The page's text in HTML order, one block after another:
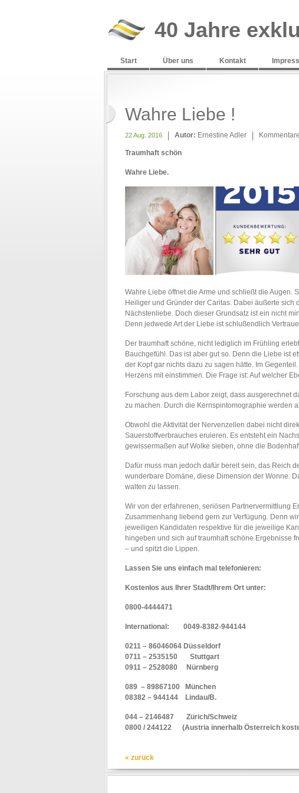
40 Jahre
Start Über uns Kontakt
Wahre Liebe !
22 Aug. 2016 Autor: Ernestine Adler
Traumhaft schön
Wahre Liebe.
Wahre Liebe öffnet die Arme und schließt die Augen.
Heiliger und Gründer der Caritas. Dabei äußerte
Nächstenliebe. Doch dieser Grundsatz ist ein nicht
Denn jedwede Art der Liebe ist schlußendlich
Der traumhaft schöne, nicht lediglich im Frühling
Bauchgefühl. Das ist aber gut so. Denn die Liebe ist
der Kopf gar nichts dazu zu sagen hätte. Im
Herzens mit einstimmen. Die Frage ist: Auf welcher
Forschung aus dem Labor zeigt, dass ausgerechnet
zu machen. Durch die Kernspintomographie werden
Obwohl die Aktivität der Nervenzellen dabei nicht
Sauerstoffverbrauches eruieren. Es entsteht ein
gewissermaßen auf Wolke sieben, ohne die
Dafür muss man jedoch dafür bereit sein, das Reich
wunderbare Domäne, diese Dimension der Wonne.
walten zu lassen.
Wir von der erfahrenen, seriösen Partnervermittlung
Zusammenhang liebend gern zur Verfügung. Denn
jeweiligen Kandidaten respektive für die jeweilige
hingeben und sich auf traumhaft schöne Ergebnisse
– und spitzt die Lippen.
Lassen Sie uns einfach mal telefonieren:
Kostenlos aus Ihrer Stadt/Ihrem Ort unter:
0800-4444471
International: 0049-8382-944144
0211 – 86046064 Düsseldorf
0711 – 2535150 Stuttgart
0911 – 2528080
Nürnberg
089 – 89867100 München
08382 – 944144 Lindau/B.
044 – 2146487 Zürich/Schweiz
0800 / 244122 (Austria innerhalb Österreich
« zurück